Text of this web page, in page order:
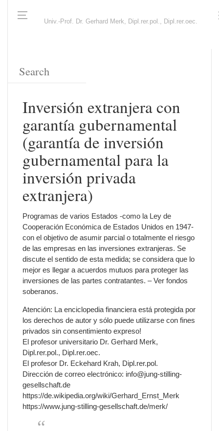
Univ.-Prof. Dr. Gerhard Merk, Dipl.rer.pol., Dipl.rer.oec.
Inversión extranjera con
garantía gubernamental
(garantía de inversión
gubernamental para la
inversión privada
extranjera)
Programas de varios Estados -como la Ley de
Cooperación Económica de Estados Unidos en 1947-
con el objetivo de asumir parcial o totalmente el riesgo
de las empresas en las inversiones extranjeras. Se
discute el sentido de esta medida; se considera que lo
mejor es llegar a acuerdos mutuos para proteger las
inversiones de las partes contratantes. – Ver fondos
soberanos.
Atención: La enciclopedia financiera está protegida por
los derechos de autor y sólo puede utilizarse con fines
privados sin consentimiento expreso!
El profesor universitario Dr. Gerhard Merk,
Dipl.rer.pol., Dipl.rer.oec.
El profesor Dr. Eckehard Krah, Dipl.rer.pol.
Dirección de correo electrónico: info@jung-stilling-
gesellschaft.de
https://de.wikipedia.org/wiki/Gerhard_Ernst_Merk
https://www.jung-stilling-gesellschaft.de/merk/